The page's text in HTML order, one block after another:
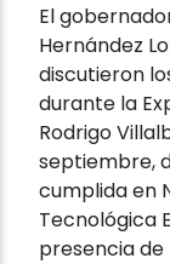
El
Hernández
discutieron
durante la
Rodrigo
septiembre,
cumplida en
Tecnológica
presencia de